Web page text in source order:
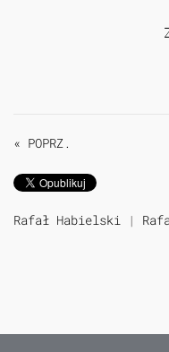
« POPRZ.
Rafał Habielski |